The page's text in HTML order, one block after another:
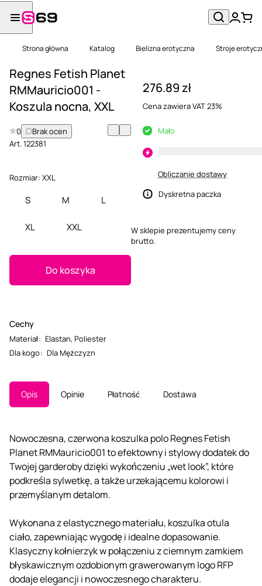
Strona główna Katalog Bielizna erotyczna Stroje
Regnes Fetish Planet
RMMauricio001 -
Koszula nocna, XXL
0
Brak ocen
Art.122381
Rozmiar: XXL
S M L
XL XXL
Do koszyka
Cechy
Materiał: Elastan, Poliester
Dla kogo: Dla Mężczyzn
276.89 zł
Cena zawiera VAT 23%
Mało
Obliczanie dostawy
Dyskretna paczka
W sklepie prezentujemy ceny
brutto.
Opis Opinie Płatność Dostawa
Nowoczesna, czerwona koszulka polo Regnes Fetish
Planet RMMauricio001 to efektowny i stylowy dodatek do
Twojej garderoby dzięki wykończeniu „wet look”, które
podkreśla sylwetkę, a także urzekającemu kolorowi i
przemyślanym detalom.
Wykonana z elastycznego materiału, koszulka otula
ciało, zapewniając wygodę i idealne dopasowanie.
Klasyczny kołnierzyk w połączeniu z ciemnym zamkiem
błyskawicznym ozdobionym grawerowanym logo RFP
dodaje elegancji i nowoczesnego charakteru.